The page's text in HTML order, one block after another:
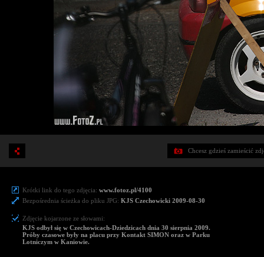
Chcesz gdzieś zamieścić
Krótki link do tego zdjęcia: www.fotoz.pl/4100
Bezpośrednia ścieżka do pliku JPG: KJS Czechowicki 2009-08-30
Zdjęcie kojarzone ze słowami:
KJS odbył się w Czechowicach-Dziedzicach dnia 30 sierpnia 2009.
Próby czasowe były na placu przy Kontakt SIMON oraz w Parku
Lotniczym w Kaniowie.